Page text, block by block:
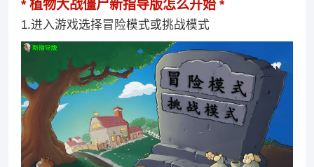
植物大战僵尸新指导版怎么开始
1.进入游戏选择冒险模式或挑战模式